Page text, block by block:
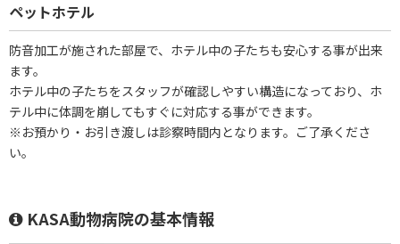
ペットホテル
防音加工が施された部屋で、ホテル中の子たちも安心する事が出来
ます。
ホテル中の子たちをスタッフが確認しやすい構造になっており、ホ
テル中に体調を崩してもすぐに対応する事ができます。
※お預かり・お引き渡しは診察時間内となります。ご了承くださ
い。
KASA動物病院の基本情報